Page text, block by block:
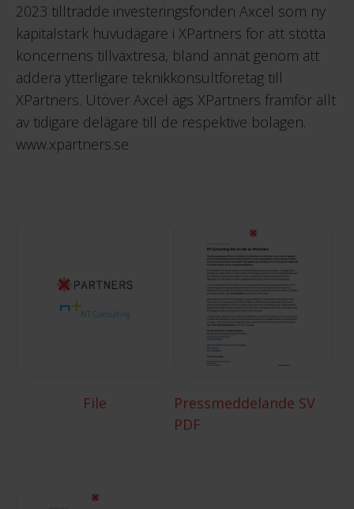
2023 tillträdde investeringsfonden Axcel som ny
kapitalstark huvudägare i XPartners för att stötta
koncernens tillväxtresa, bland annat genom att
addera ytterligare teknikkonsultföretag till
XPartners. Utöver Axcel ägs XPartners framför allt
av tidigare delägare till de respektive bolagen.
www.xpartners.se
File
Pressmeddelande SV
PDF